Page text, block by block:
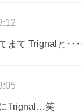
てまて Trignalと
Trignal…笑